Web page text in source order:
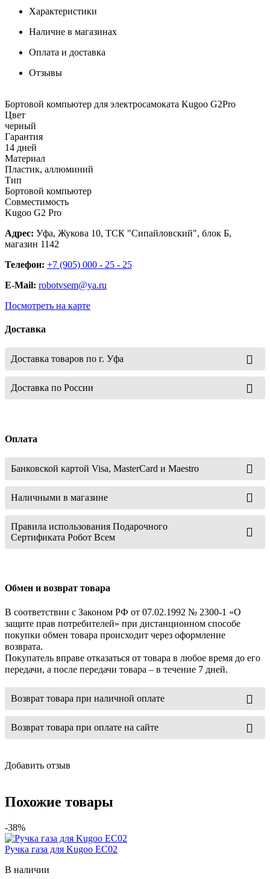
Характеристики
Наличие в магазинах
Оплата и доставка
Отзывы
Бортовой компьютер для электросамоката Kugoo G2Pro
Цвет
черный
Гарантия
14 дней
Материал
Пластик, аллюминий
Тип
Бортовой компьютер
Совместимость
Kugoo G2 Pro
Адрес: Уфа, Жукова 10, ТСК "Сипайловский", блок Б,
магазин 1142
Телефон: +7 (905) 000 - 25 - 25
E-Mail: robotvsem@ya.ru
Посмотреть на карте
Доставка
Доставка товаров по г. Уфа
Доставка по России
Оплата
Банковской картой Visa, MasterCard и Maestro
Наличными в магазине
Правила использования Подарочного
Сертификата Робот Всем
Обмен и возврат товара
В соответствии с Законом РФ от 07.02.1992 № 2300-1 «О
защите прав потребителей» при дистанционном способе
покупки обмен товара происходит через оформление
возврата.
Покупатель вправе отказаться от товара в любое время до его
передачи, а после передачи товара – в течение 7 дней.
Возврат товара при наличной оплате
Возврат товара при оплате на сайте
Добавить отзыв
Похожие товары
-38%
Ручка газа для Kugoo EC02
В наличии